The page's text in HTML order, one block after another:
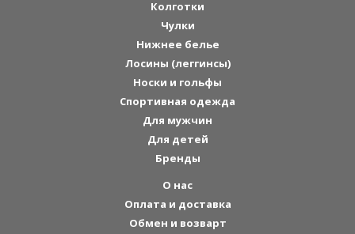
Колготки
Чулки
Нижнее белье
Лосины (леггинсы)
Носки и гольфы
Спортивная одежда
Для мужчин
Для детей
Бренды
О нас
Оплата и доставка
Обмен и возварт